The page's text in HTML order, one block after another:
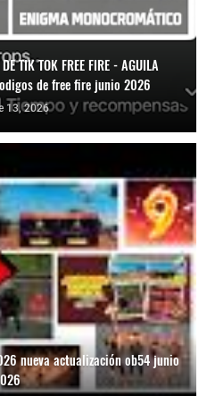
TIK TOK FREE FIRE - AGUILA
de free fire junio 2026
13, 2026
nueva actualización ob54 junio